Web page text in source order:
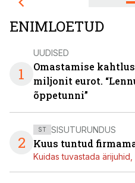
ENIMLOETUD
1
UUDISED
Omastamise
miljonit eurot.
õppetunni”
2
ST SISUTURUNDUS
Kuus tuntud
Kuidas tuvastada